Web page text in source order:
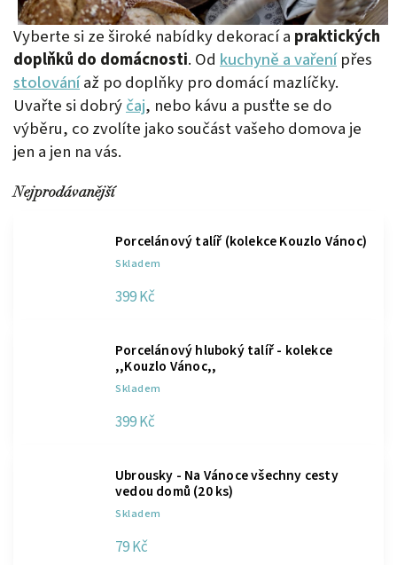
Vyberte si ze široké nabídky dekorací a praktických
doplňků do domácnosti. Od kuchyně a vařenípřes
stolováníaž po doplňky pro domácí mazlíčky.
Uvařte si dobrýčaj, nebo kávu a pusťte se do
výběru, co zvolíte jako součást vašeho domova je
jen a jen na vás.
Nejprodávanější
Porcelánový talíř (kolekce Kouzlo Vánoc)
Skladem
399 Kč
Porcelánový hluboký talíř - kolekce
,,Kouzlo Vánoc,,
Skladem
399 Kč
Ubrousky - Na Vánoce všechny cesty
vedou domů (20 ks)
Skladem
79 Kč